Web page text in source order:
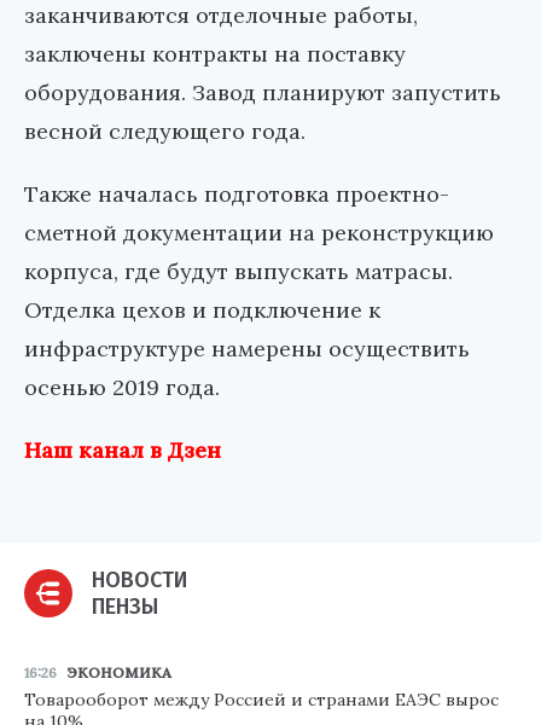
заканчиваются отделочные работы,
заключены контракты на поставку
оборудования. Завод планируют запустить
весной следующего года.
Также началась подготовка проектно-
сметной документации на реконструкцию
корпуса, где будут выпускать матрасы.
Отделка цехов и подключение к
инфраструктуре намерены осуществить
осенью 2019 года.
Наш канал в Дзен
НОВОСТИ
ПЕНЗЫ
16:26 ЭКОНОМИКА
Товарооборот между Россией и странами ЕАЭС вырос